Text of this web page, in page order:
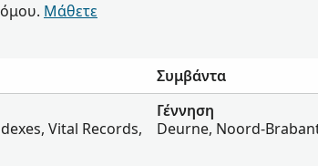
Μάθετε
Συμβάντα
Vital Records,
Γέννηση
Deurne, Noord-